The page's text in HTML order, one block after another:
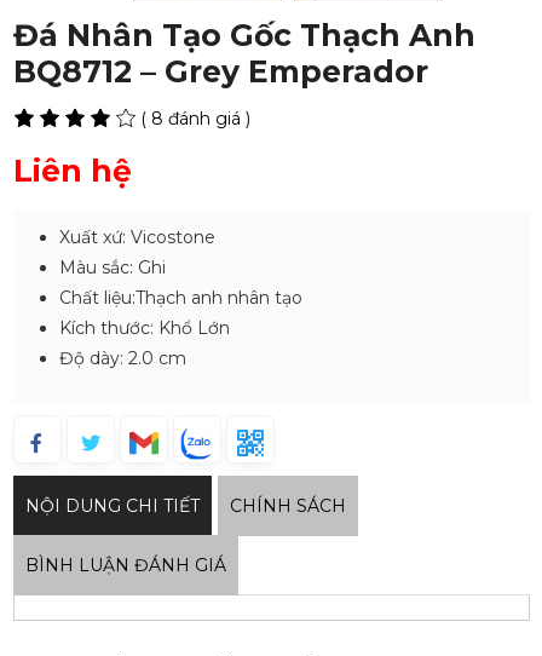
Đá Nhân Tạo Gốc Thạch Anh
BQ8712 – Grey Emperador
( 8 đánh giá )
Liên hệ
Xuất xứ: Vicostone
Màu sắc: Ghi
Chất liệu:Thạch anh nhân tạo
Kích thước: Khổ Lớn
Độ dày: 2.0 cm
NỘI DUNG CHI TIẾT CHÍNH SÁCH
BÌNH LUẬN ĐÁNH GIÁ